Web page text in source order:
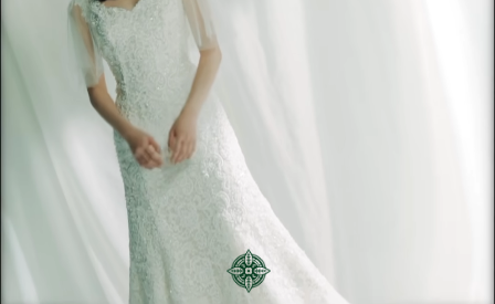
フォトガイドツアー
ブライダルフェア
ニュース
パーティレポート